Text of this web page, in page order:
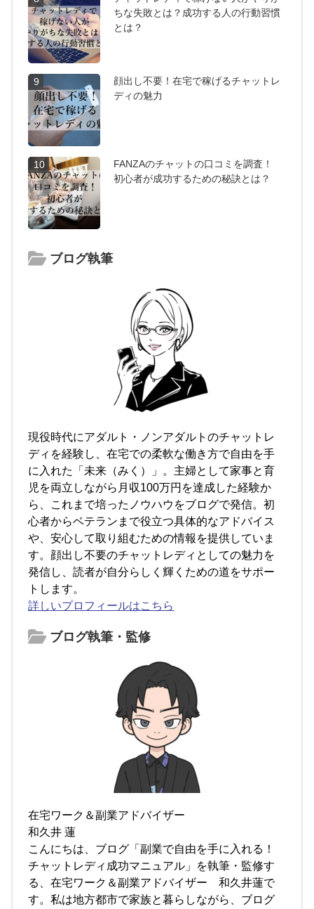
ちな失敗とは？成功する人の行動習慣
とは？
9
顔出し不要！在宅で稼げるチャットレ
ディの魅力
10
FANZAのチャットの口コミを調査！
初心者が成功するための秘訣とは？
ブログ執筆
現役時代にアダルト・ノンアダルトのチャットレ
ディを経験し、在宅での柔軟な働き方で自由を手
に入れた「未来（みく）」。主婦として家事と育
児を両立しながら月収100万円を達成した経験か
ら、これまで培ったノウハウをブログで発信。初
心者からベテランまで役立つ具体的なアドバイス
や、安心して取り組むための情報を提供していま
す。顔出し不要のチャットレディとしての魅力を
発信し、読者が自分らしく輝くための道をサポー
トします。
詳しいプロフィールはこちら
ブログ執筆・監修
在宅ワーク＆副業アドバイザー
和久井 蓮
こんにちは、ブログ「副業で自由を手に入れる！
チャットレディ成功マニュアル」を執筆・監修す
る、在宅ワーク＆副業アドバイザー 和久井蓮で
す。私は地方都市で家族と暮らしながら、ブログ